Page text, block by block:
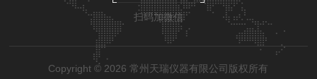
扫码加微信
Copyright © 2026 常州天瑞仪器有限公司版权所有